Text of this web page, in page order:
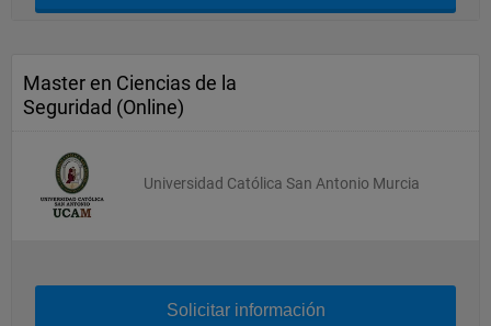
Master en Ciencias de la
Seguridad (Online)
Universidad Católica San Antonio Murcia
Solicitar información